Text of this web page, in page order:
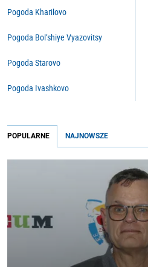
Pogoda Kharilovo
Pogoda Bol’shiye Vyazovitsy
Pogoda Starovo
Pogoda Ivashkovo
POPULARNE NAJNOWSZE